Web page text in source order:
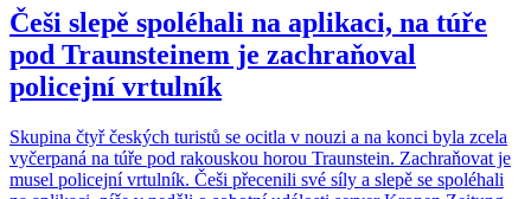
Češi slepě spoléhali na aplikaci, na túře
pod Traunsteinem je zachraňoval
policejní vrtulník
Skupina čtyř českých turistů se ocitla v nouzi a na konci byla zcela
vyčerpaná na túře pod rakouskou horou Traunstein. Zachraňovat je
musel policejní vrtulník. Češi přecenili své síly a slepě se spoléhali